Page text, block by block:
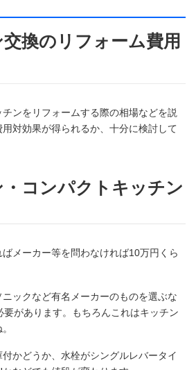
換のリフォーム費用
ンをリフォームする際の相場などを説
対効果が得られるか、十分に検討して
コンパクトキッチン
メーカー等を問わなければ10万円くら
ックなど有名メーカーのものを選ぶな
要があります。もちろんこれはキッチン
かどうか、水栓がシングルレバータイ